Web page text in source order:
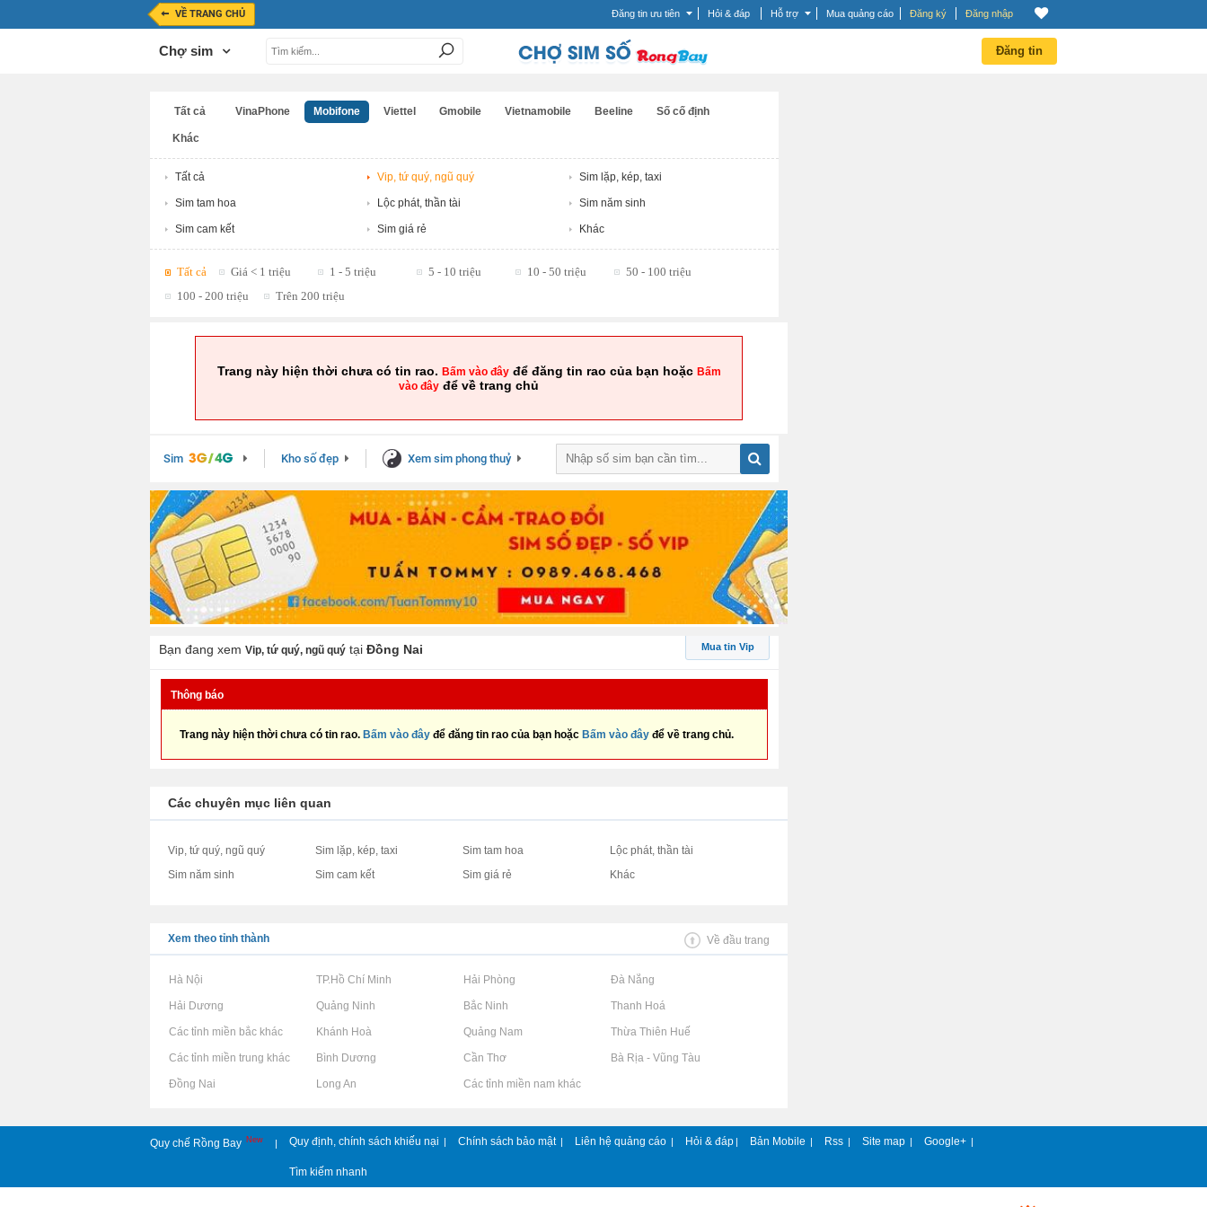
VỀ TRANG CHỦ Đăng tin ưu tiên Hỏi & đáp Hỗ trợ Mua quảng cáo Đăng ký Đăng nhập
Chợ sim Đăng tin
Tất cả VinaPhone Mobifone Viettel Gmobile Vietnamobile Beeline Số cố định
Khác
Tất cả Vip, tứ quý, ngũ quý Sim lặp, kép, taxi
Sim tam hoa Lộc phát, thần tài Sim năm sinh
Sim cam kết Sim giá rẻ Khác
Tất cả Giá < 1 triệu 1 - 5 triệu 5 - 10 triệu 10 - 50 triệu
50 - 100 triệu
100 - 200 triệu
Trên 200 triệu
Trang này hiện thời chưa có tin rao. Bấm vào đâyđể đăng tin rao của bạn hoặc Bấm
vào đây để về trang chủ
Sim Kho số đẹp Xem sim phong thuỷ
Bạn đang xem Vip, tứ quý, ngũ quý tại Đồng Nai Mua tin Vip
Thông báo
Trang này hiện thời chưa có tin rao. Bấm vào đây để đăng tin rao của bạn hoặc Bấm vào đây để về trang chủ.
Các chuyên mục liên quan
Vip, tứ quý, ngũ quý Sim lặp, kép, taxi Sim tam hoa
Lộc phát, thần tài
Sim năm sinh
Sim cam kết Sim giá rẻ Khác
Xem theo tỉnh thành Về đầu trang
Rao vặt tại Hà Nội Rao vặt tại TP.Hồ Chí Minh Rao vặt tại Hải Phòng Rao vặt tại Đà Nẵng
Rao vặt tại Hải Dương Rao vặt tại Quảng Ninh Rao vặt tại Bắc Ninh Rao vặt tại Thanh Hoá
Rao vặt tại Các tỉnh miền bắc khácRao vặt tại Khánh Hoà Rao vặt tại Quảng Nam Rao vặt tại Thừa Thiên Huế
Rao vặt tại Các tỉnh miền trung khácRao vặt tại Bình Dương Rao vặt tại Cần Thơ Rao vặt tại Bà Rịa - Vũng Tàu
Rao vặt tại Đồng Nai Rao vặt tại Long An Rao vặt tại Các tỉnh miền nam khác
Quy chế Rồng Bay New | Quy định, chính sách khiếu nại | Chính sách bảo mật | Liên hệ quảng cáo | Hỏi & đáp | Bản Mobile | Rss | Site map | Google+ |
Tìm kiếm nhanh